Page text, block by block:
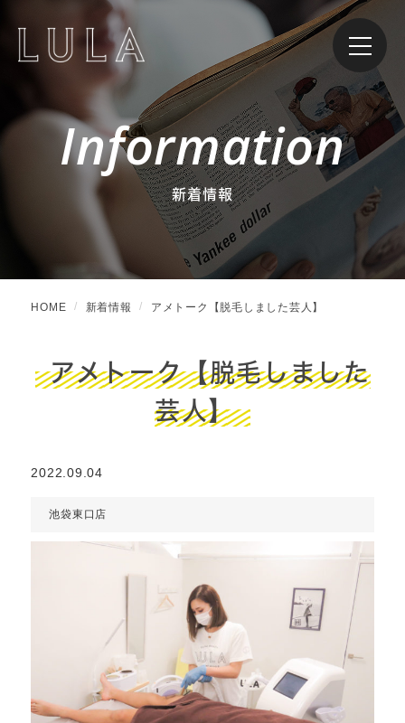
Information
新着情報
HOME 新着情報 アメトーク【脱毛しました芸人】
アメトーク【脱毛しました
芸人】
2022.09.04
池袋東口店